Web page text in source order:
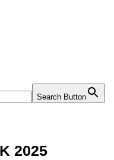
Search Button
2025